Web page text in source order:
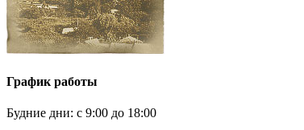
График работы
Будние дни: c 9:00 до 18:00